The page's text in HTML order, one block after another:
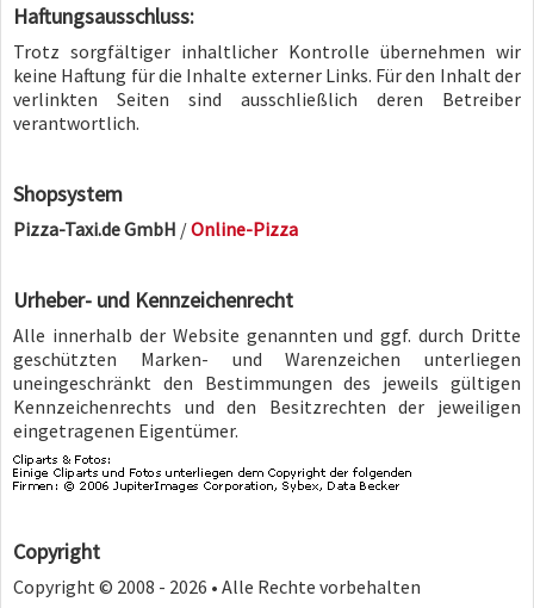
Haftungsausschluss:
Trotz sorgfältiger inhaltlicher Kontrolle übernehmen wir
keine Haftung für die Inhalte externer Links. Für den Inhalt der
verlinkten Seiten sind ausschließlich deren Betreiber
verantwortlich.
Shopsystem
Pizza-Taxi.de GmbH /Online-Pizza
Urheber- und Kennzeichenrecht
Alle innerhalb der Website genannten und ggf. durch Dritte
geschützten Marken- und Warenzeichen unterliegen
uneingeschränkt den Bestimmungen des jeweils gültigen
Kennzeichenrechts und den Besitzrechten der jeweiligen
eingetragenen Eigentümer.
Copyright
Copyright © 2008 - 2026 • Alle Rechte vorbehalten